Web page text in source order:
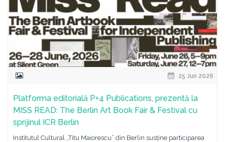
25 Jun 2026
Platforma editorială P+4 Publications, prezentă la
MISS READ: The Berlin Art Book Fair & Festival cu
sprijinul ICR Berlin
Institutul Cultural „Titu Maiorescu” din Berlin susține participarea